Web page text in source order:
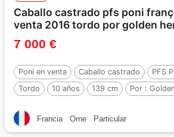
Caballo castrado pfs poni
venta 2016 tordo por golden
7 000 €
Poni en venta Caballo castrado
PFS
Tordo
10 años 139 cm Por :
Francia Orne Particular